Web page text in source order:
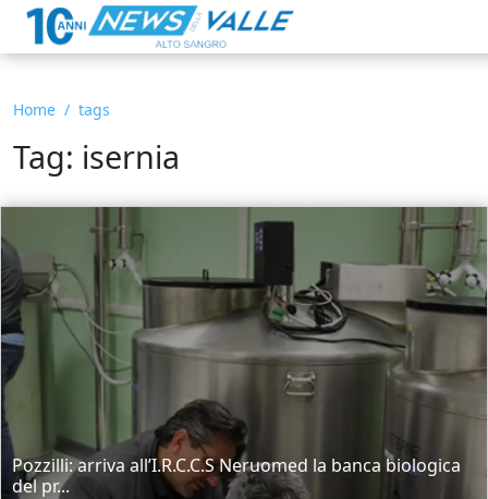
Home tags
Tag: isernia
Pozzilli: arriva all’I.R.C.C.S Neruomed la banca biologica
del pr...